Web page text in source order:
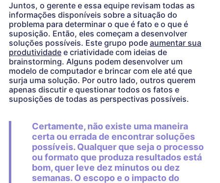
Juntos, o gerente e essa equipe revisam todas as
informações disponíveis sobre a situação do
problema para determinar o que é fato e o que é
suposição. Então, eles começam a desenvolver
soluções possíveis. Este grupo pode aumentar sua
produtividade e criatividade com ideias de
brainstorming. Alguns podem desenvolver um
modelo de computador e brincar com ele até que
surja uma solução. Por outro lado, outros querem
apenas discutir e questionar todos os fatos e
suposições de todas as perspectivas possíveis.
Certamente, não existe uma maneira
certa ou errada de encontrar soluções
possíveis. Qualquer que seja o processo
ou formato que produza resultados está
bom, quer leve dez minutos ou dez
semanas. O escopo e o impacto do